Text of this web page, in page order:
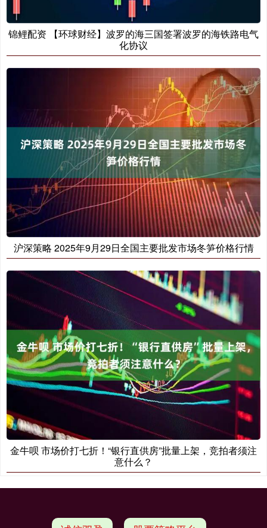
锦鲤配资 【环球财经】波罗的海三国签署波罗的海铁路电气
化协议
沪深策略 2025年9月29日全国主要批发市场冬笋价格行情
金牛呗 市场价打七折！“银行直供房”批量上架，竞拍者须注
意什么？